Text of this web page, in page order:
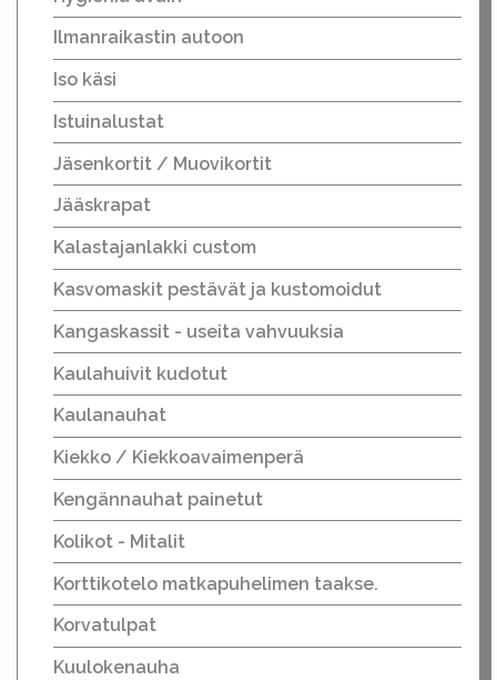
Ilmanraikastin autoon
Iso käsi
Istuinalustat
Jäsenkortit / Muovikortit
Jääskrapat
Kalastajanlakki custom
Kasvomaskit pestävät ja kustomoidut
Kangaskassit - useita vahvuuksia
Kaulahuivit kudotut
Kaulanauhat
Kiekko / Kiekkoavaimenperä
Kengännauhat painetut
Kolikot - Mitalit
Korttikotelo matkapuhelimen taakse.
Korvatulpat
Kuulokenauha